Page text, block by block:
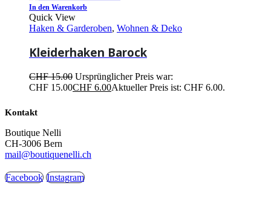
In den Warenkorb
Quick View
Haken & Garderoben, Wohnen & Deko
Kleiderhaken Barock
CHF15.00 Ursprünglicher Preis war:
CHF 15.00CHF 6.00Aktueller Preis ist: CHF 6.00.
Kontakt
Boutique Nelli
CH-3006 Bern
mail@boutiquenelli.ch
Facebook Instagram